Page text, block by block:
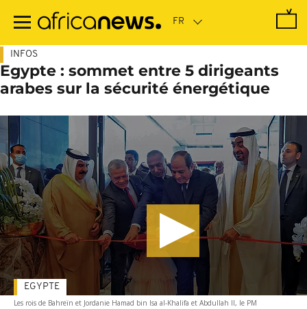
contenu
INFOS
Egypte : sommet entre 5 dirigeants
arabes sur la sécurité énergétique
Les rois de Bahreïn et Jordanie Hamad bin Isa al-Khalifa et Abdullah II, le PM
EGYPTE